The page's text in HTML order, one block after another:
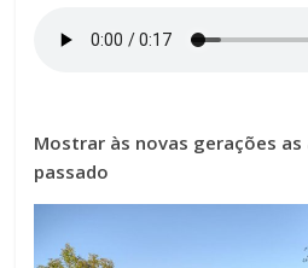
Mostrar às novas gerações
passado